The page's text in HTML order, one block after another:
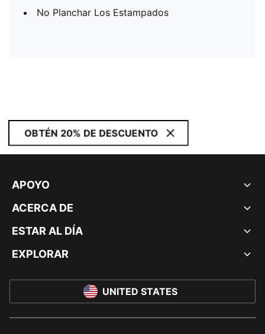
No Planchar Los Estampados
OBTÉN 20% DE DESCUENTO
APOYO
ACERCA DE
ESTAR AL DÍA
EXPLORAR
UNITED STATES